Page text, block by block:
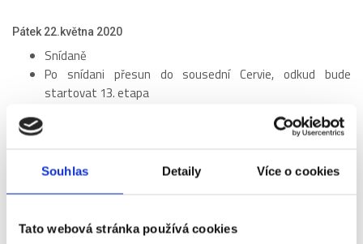
Souhlas Detaily Více o cookies
Tato webová stránka používá cookies
Pátek 22.května 2020
Snídaně
Po snídani přesun do sousední Cervie, odkud bude
startovat 13. etapa
V pozdních odpoledních hodinách odjezd do San Marina,
s krásnými výhledy do okolí a navíc s ochutnávkou vína a
Sobota 23.května 2020